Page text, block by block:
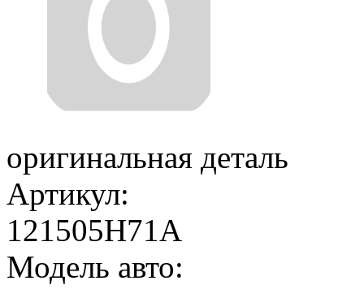
оригинальная деталь
Артикул:
121505H71A
Модель авто: